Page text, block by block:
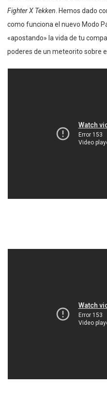
Fighter X Tekken . Hemos dado
como funciona el nuevo Modo
«apostando» la vida de tu
poderes de un meteorito sobre